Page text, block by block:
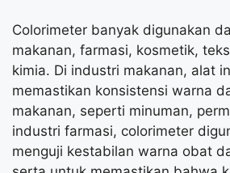
Colorimeter banyak digunakan
makanan, farmasi, kosmetik,
kimia. Di industri makanan, alat
memastikan konsistensi warna
makanan, seperti minuman,
industri farmasi, colorimeter
menguji kestabilan warna obat